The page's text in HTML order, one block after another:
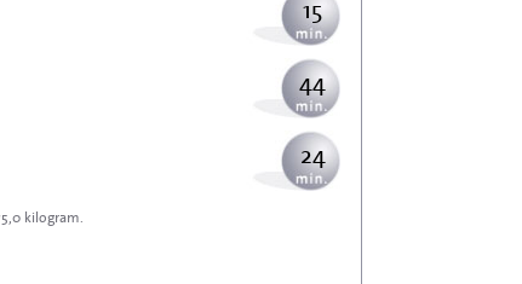
15
44
24
kilogram.